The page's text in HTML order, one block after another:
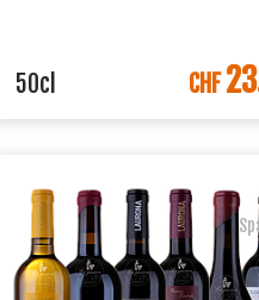
IN DEN
50cl CHF